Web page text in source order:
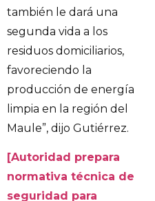
también le dará una
segunda vida a los
residuos domiciliarios,
favoreciendo la
producción de energía
limpia en la región del
Maule”, dijo Gutiérrez.
[Autoridad prepara
normativa técnica de
seguridad para